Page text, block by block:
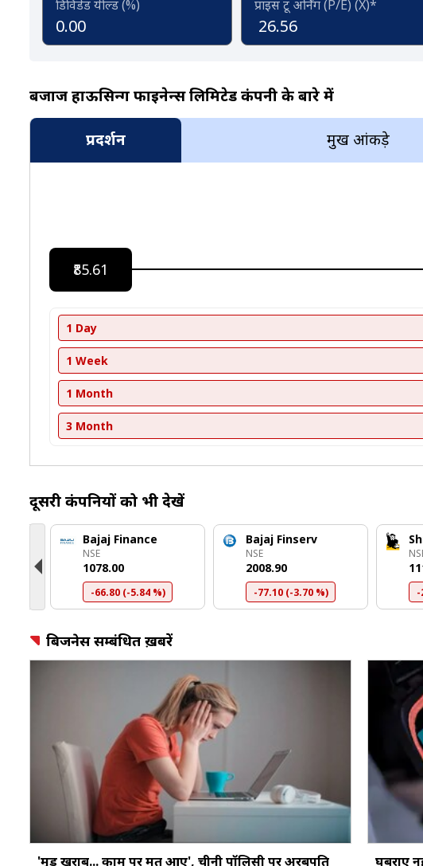
डिविडेंड यील्ड (%)
0.00
प्राइस टू अर्निंग (P/E) (X)*
26.56
बजाज हाऊसिन्ग फाईनेन्स लिमिटेड कंपनी के बारे में
प्रदर्शन प्रमुख आंकड़े
₹85.61
1 Day
1 Week
1 Month
3 Month
दूसरी कंपनियों को भी देखें
Bajaj Finance
NSE
₹1078.00
-66.80 (-5.84 %)
Bajaj Finserv
NSE
₹2008.90
-77.10 (-3.70 %) -
बिजनेस सम्बंधित ख़बरें
'मूड खराब... काम पर मत आएं', चीनी पॉलिसी पर अरबपति
घबराएं